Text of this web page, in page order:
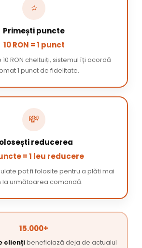
⭐
Primești puncte
10 RON = 1 punct
RON cheltuiți, sistemul îți acordă
1 punct de fidelitate.
💸
reducerea
= 1 leu reducere
pot fi folosite pentru a plăti mai
la următoarea comandă.
15.000+
cliențibeneficiază deja de actualul